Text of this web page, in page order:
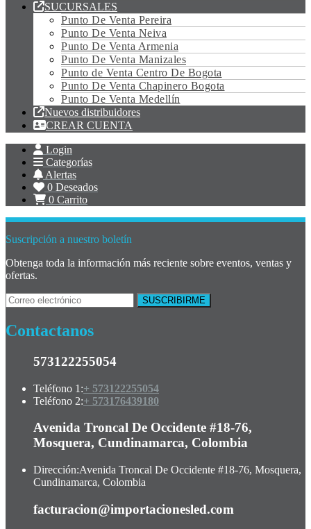
SUCURSALES
Punto De Venta Pereira
Punto De Venta Neiva
Punto De Venta Armenia
Punto De Venta Manizales
Punto de Venta Centro De Bogota
Punto De Venta Chapinero Bogota
Punto De Venta Medellín
Nuevos distribuidores
CREAR CUENTA
Login
Categorías
Alertas
0 Deseados
0 Carrito
Suscripción a nuestro boletín
Obtenga toda la información más reciente sobre eventos, ventas y
ofertas.
Contactanos
573122255054
Teléfono 1:+ 573122255054
Teléfono 2:+ 573176439180
Avenida Troncal De Occidente #18-76,
Mosquera, Cundinamarca, Colombia
Dirección:Avenida Troncal De Occidente #18-76, Mosquera,
Cundinamarca, Colombia
facturacion@importacionesled.com